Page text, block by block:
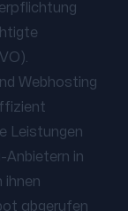
Webhosting
Leistungen
Anbietern in
ihnen
abgerufen